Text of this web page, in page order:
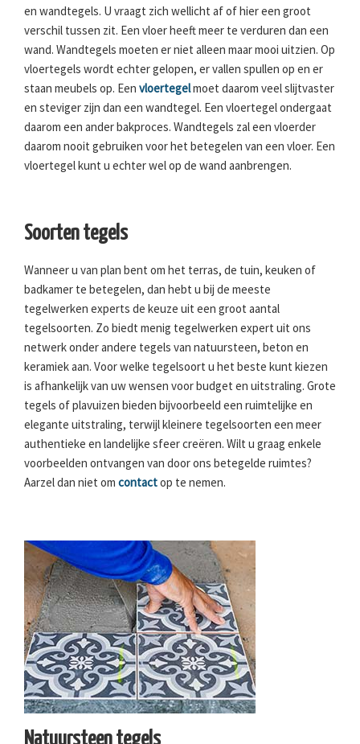
en wandtegels. U vraagt zich wellicht af of hier een groot
verschil tussen zit. Een vloer heeft meer te verduren dan een
wand. Wandtegels moeten er niet alleen maar mooi uitzien. Op
vloertegels wordt echter gelopen, er vallen spullen op en er
staan meubels op. Een vloertegelmoet daarom veel slijtvaster
en steviger zijn dan een wandtegel. Een vloertegel ondergaat
daarom een ander bakproces. Wandtegels zal een vloerder
daarom nooit gebruiken voor het betegelen van een vloer. Een
vloertegel kunt u echter wel op de wand aanbrengen.
Soorten tegels
Wanneer u van plan bent om het terras, de tuin, keuken of
badkamer te betegelen, dan hebt u bij de meeste
tegelwerken experts de keuze uit een groot aantal
tegelsoorten. Zo biedt menig tegelwerken expert uit ons
netwerk onder andere tegels van natuursteen, beton en
keramiek aan. Voor welke tegelsoort u het beste kunt kiezen
is afhankelijk van uw wensen voor budget en uitstraling. Grote
tegels of plavuizen bieden bijvoorbeeld een ruimtelijke en
elegante uitstraling, terwijl kleinere tegelsoorten een meer
authentieke en landelijke sfeer creëren. Wilt u graag enkele
voorbeelden ontvangen van door ons betegelde ruimtes?
Aarzel dan niet om contactop te nemen.
Natuursteen tegels